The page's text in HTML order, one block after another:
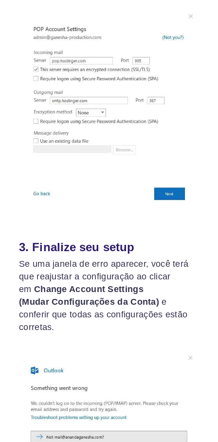
3. Finalize seu setup
Se uma janela de erro aparecer, você terá
que reajustar a configuração ao clicar
em Change Account Settings
(Mudar Configurações da Conta)e
conferir que todas as configurações estão
corretas.